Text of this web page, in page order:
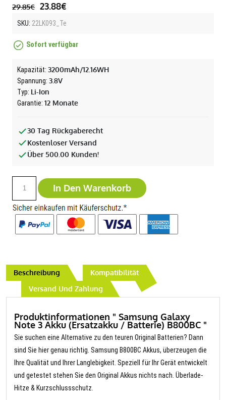
29.85€ 23.88€
SKU: 22LK093_Te
Sofort verfügbar
Kapazität: 3200mAh/12.16WH
Spannung: 3.8V
Typ: Li-Ion
Garantie: 12 Monate
30 Tag Rückgaberecht
Kostenloser Versand
Über 500.00 Kunden!
In Den Warenkorb
Beschreibung
Kompatibilität
Versand Und Zahlung
Produktinformationen " Samsung Galaxy
Note 3 Akku (Ersatzakku / Batterie) B800BC "
Sie suchen eine Alternative zu den teuren Original Batterien? Dann
sind Sie hier genau richtig. Samsung B800BC Akkus, überzeugen die
Ihre Qualität und Ihrer Langlebigkeit. Speziell für Ihr Gerät entwickelt
und getestet stehen Sie den Original Akkus nichts nach. Überlade-
Hitze & Kurzschlussschutz.